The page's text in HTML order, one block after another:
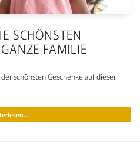
SCHÖNSTEN
FAMILIE
schönsten Geschenke auf dieser